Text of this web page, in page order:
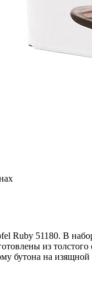
Ruby 51180. В
из толстого
бутона на изящной